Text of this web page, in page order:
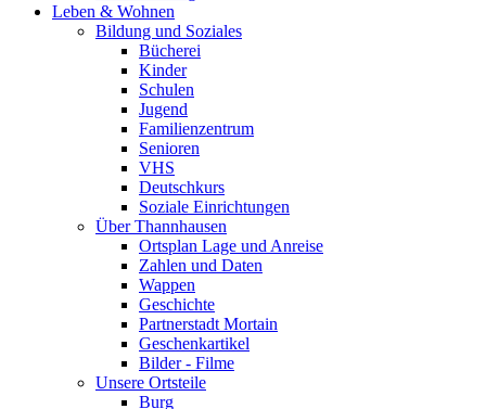
Leben & Wohnen
Bildung und Soziales
Bücherei
Kinder
Schulen
Jugend
Familienzentrum
Senioren
VHS
Deutschkurs
Soziale Einrichtungen
Über Thannhausen
Ortsplan Lage und Anreise
Zahlen und Daten
Wappen
Geschichte
Partnerstadt Mortain
Geschenkartikel
Bilder - Filme
Unsere Ortsteile
Burg